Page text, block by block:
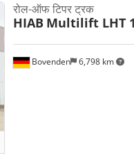
Bovenden 6,798 km
रोल-ऑफ टिपर ट्रक
HIAB Multilift LHT